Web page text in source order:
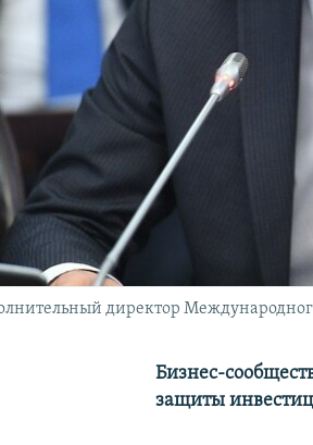
директор
Бизнес-
защиты